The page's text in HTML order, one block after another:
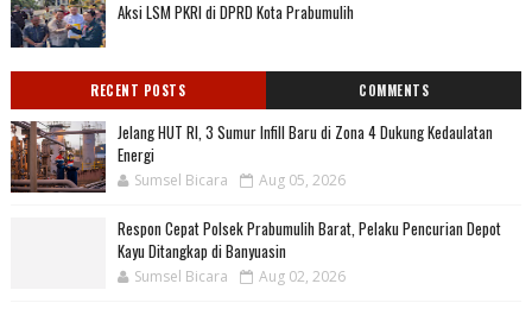
Aksi LSM PKRI di DPRD Kota Prabumulih
RECENT POSTS COMMENTS
Jelang HUT RI, 3 Sumur Infill Baru di Zona 4 Dukung Kedaulatan
Energi
Sumsel Bicara Aug 05, 2026
Respon Cepat Polsek Prabumulih Barat, Pelaku Pencurian Depot
Kayu Ditangkap di Banyuasin
Sumsel Bicara Aug 02, 2026